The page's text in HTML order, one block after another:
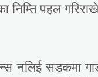
निम्ति पहल
नलिई सडकमा